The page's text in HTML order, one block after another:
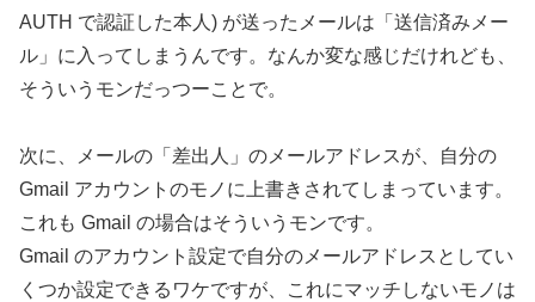
AUTH で認証した本人) が送ったメールは「送信済みメー
ル」に入ってしまうんです。なんか変な感じだけれども、
そういうモンだっつーことで。
次に、メールの「差出人」のメールアドレスが、自分の
Gmail アカウントのモノに上書きされてしまっています。
これも Gmail の場合はそういうモンです。
Gmail のアカウント設定で自分のメールアドレスとしてい
くつか設定できるワケですが、これにマッチしないモノは